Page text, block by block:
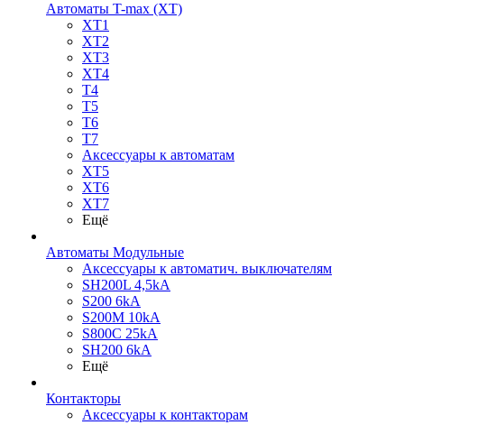
Автоматы T-max (XT)
XT1
XT2
XT3
XT4
T4
T5
T6
T7
Аксессуары к автоматам
XT5
XT6
XT7
Ещё
Автоматы Модульные
Аксессуары к автоматич. выключателям
SH200L 4,5kA
S200 6kA
S200M 10kA
S800C 25kA
SH200 6kA
Ещё
Контакторы
Аксессуары к контакторам